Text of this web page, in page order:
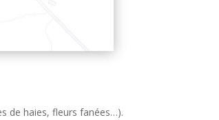
de haies, fleurs fanées…).